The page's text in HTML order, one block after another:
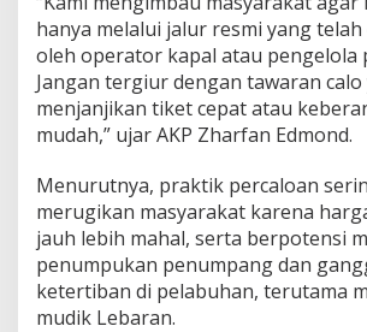
hanya melalui jalur resmi yang telah
oleh operator kapal atau pengelola
Jangan tergiur dengan tawaran
menjanjikan tiket cepat atau
mudah,” ujar AKP Zharfan Edmond.
Menurutnya, praktik percaloan
merugikan masyarakat karena
jauh lebih mahal, serta berpotensi
penumpukan penumpang dan
ketertiban di pelabuhan, terutama
mudik Lebaran.